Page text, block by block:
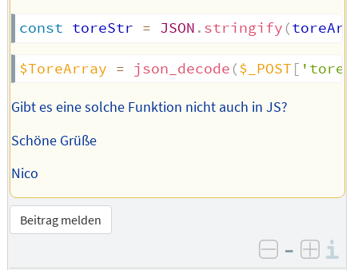
const toreStr = JSON . stringify (
$ToreArray = json_decode ($_POST [
Gibt es eine solche Funktion nicht auch in JS?
Schöne Grüße
Nico
Beitrag melden
negativ
–